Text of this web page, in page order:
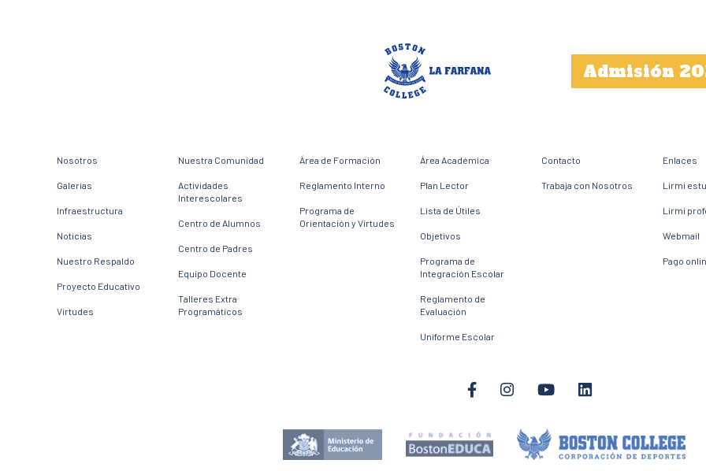
Admisión
Nosotros
Galerías
Infraestructura
Noticias
Nuestro Respaldo
Proyecto Educativo
Virtudes
Nuestra Comunidad
Actividades
Interescolares
Centro de Alumnos
Centro de Padres
Equipo Docente
Talleres Extra
Programáticos
Área de Formación
Reglamento Interno
Programa de
Orientación y Virtudes
Área Académica
Plan Lector
Lista de Útiles
Objetivos
Programa de
Integración Escolar
Reglamento de
Evaluación
Uniforme Escolar
Contacto
Trabaja con Nosotros
Enlaces
Lirmi
Lirmi
Webmail
Pago